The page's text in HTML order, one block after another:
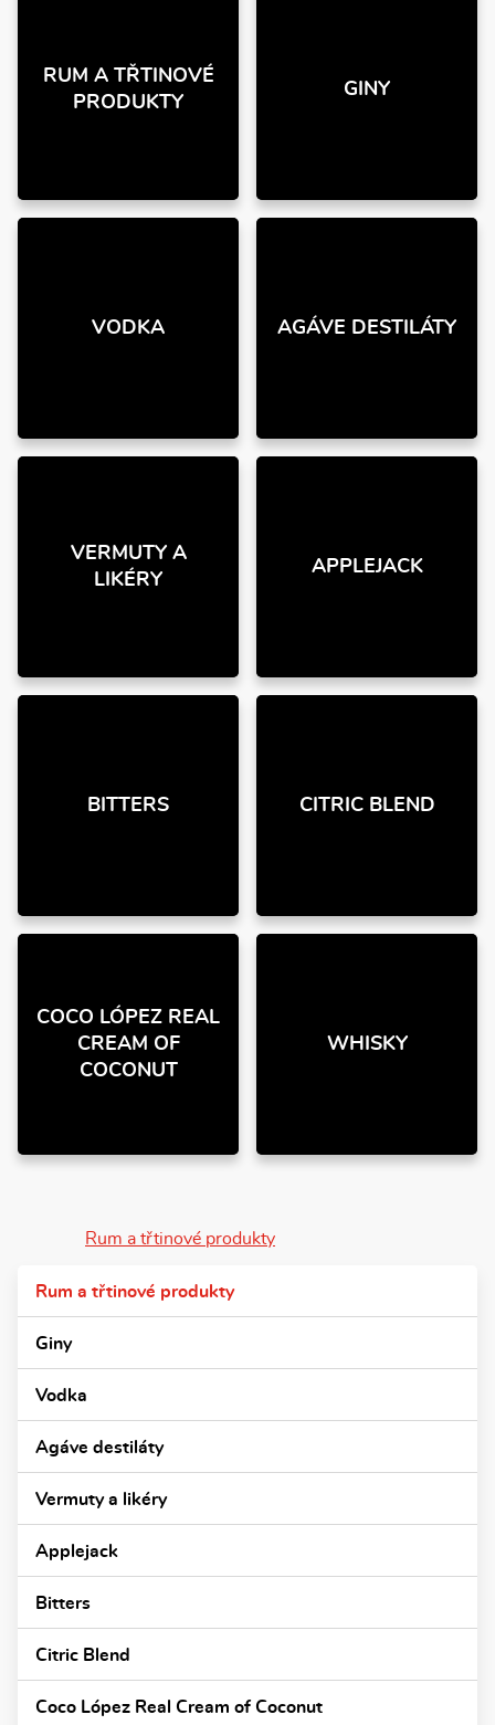
RUM A TŘTINOVÉ
PRODUKTY
GINY
VODKA AGÁVE DESTILÁTY
VERMUTY A
LIKÉRY
APPLEJACK
BITTERS CITRIC BLEND
COCO LÓPEZ REAL
CREAM OF
COCONUT
WHISKY
Rum a třtinové produkty
Rum a třtinové produkty
Giny
Vodka
Agáve destiláty
Vermuty a likéry
Applejack
Bitters
Citric Blend
Coco López Real Cream of Coconut